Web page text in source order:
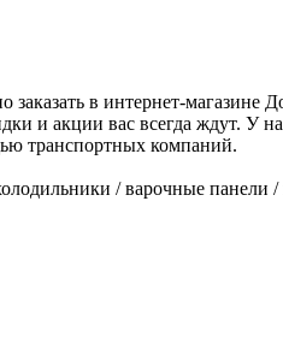
в интернет-
и акции вас всегда ждут. У
транспортных компаний.
/ варочные